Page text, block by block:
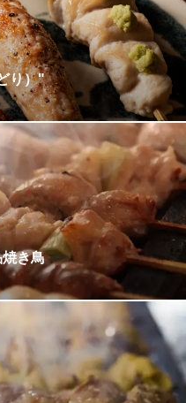
ような刺すような甘さでは
。炭火の香ばしさと共に、
能ください。
横浜ビル1F
り）"
と「霧島鶏（銘柄鶏）」の２
場ならではの"いいとこ鶏"の
を使用することで、上質な
味」「ジューシーさ」を味
き鳥
り」を使用した焼き鳥をご
な空気と水でのびのびスト
のバランスがよく、栄養た
た鶏肉を一本一本職人が技